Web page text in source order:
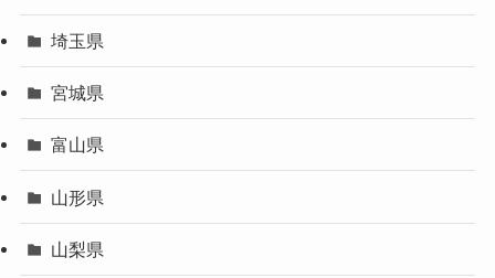
埼玉県
宮城県
富山県
山形県
山梨県